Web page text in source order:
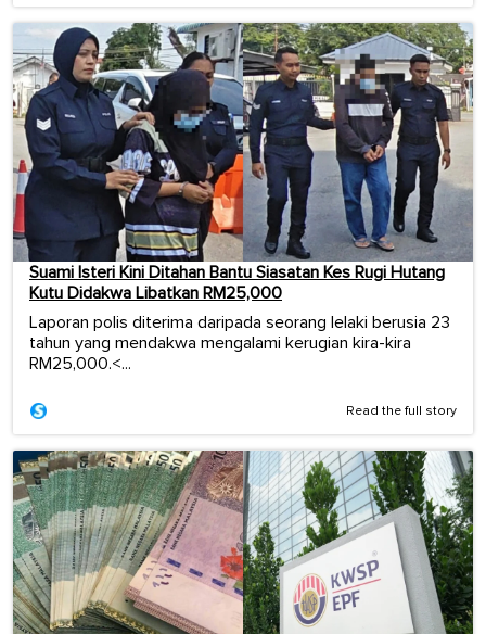
Suami Isteri Kini Ditahan Bantu Siasatan Kes Rugi Hutang
Kutu Didakwa Libatkan RM25,000
Laporan polis diterima daripada seorang lelaki berusia 23
tahun yang mendakwa mengalami kerugian kira-kira
RM25,000.<...
Read the full story